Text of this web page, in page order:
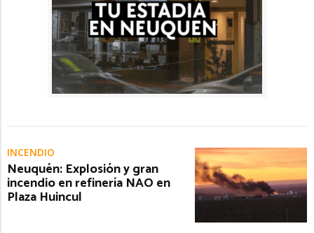
INCENDIO
Neuquén: Explosión y gran
incendio en refinería NAO en
Plaza Huincul